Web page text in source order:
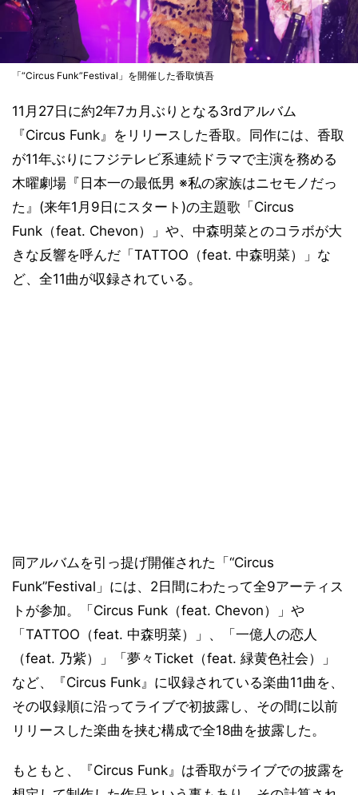
「“Circus Funk”Festival」を開催した香取慎吾
11月27日に約2年7カ月ぶりとなる3rdアルバム
『Circus Funk』をリリースした香取。同作には、香取
が11年ぶりにフジテレビ系連続ドラマで主演を務める
木曜劇場『日本一の最低男 ※私の家族はニセモノだっ
た』(来年1月9日にスタート)の主題歌「Circus
Funk（feat. Chevon）」や、中森明菜とのコラボが大
きな反響を呼んだ「TATTOO（feat. 中森明菜）」な
ど、全11曲が収録されている。
同アルバムを引っ提げ開催された「“Circus
Funk”Festival」には、2日間にわたって全9アーティス
トが参加。「Circus Funk（feat. Chevon）」や
「TATTOO（feat. 中森明菜）」、「一億人の恋人
（feat. 乃紫）」「夢々Ticket（feat. 緑黄色社会）」
など、『Circus Funk』に収録されている楽曲11曲を、
その収録順に沿ってライブで初披露し、その間に以前
リリースした楽曲を挟む構成で全18曲を披露した。
もともと、『Circus Funk』は香取がライブでの披露を